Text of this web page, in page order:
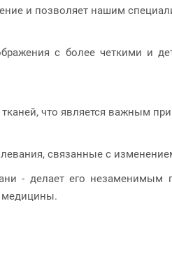
и позволяет нашим
с более четкими и
что является важным
связанные с
- делает его
медицины.